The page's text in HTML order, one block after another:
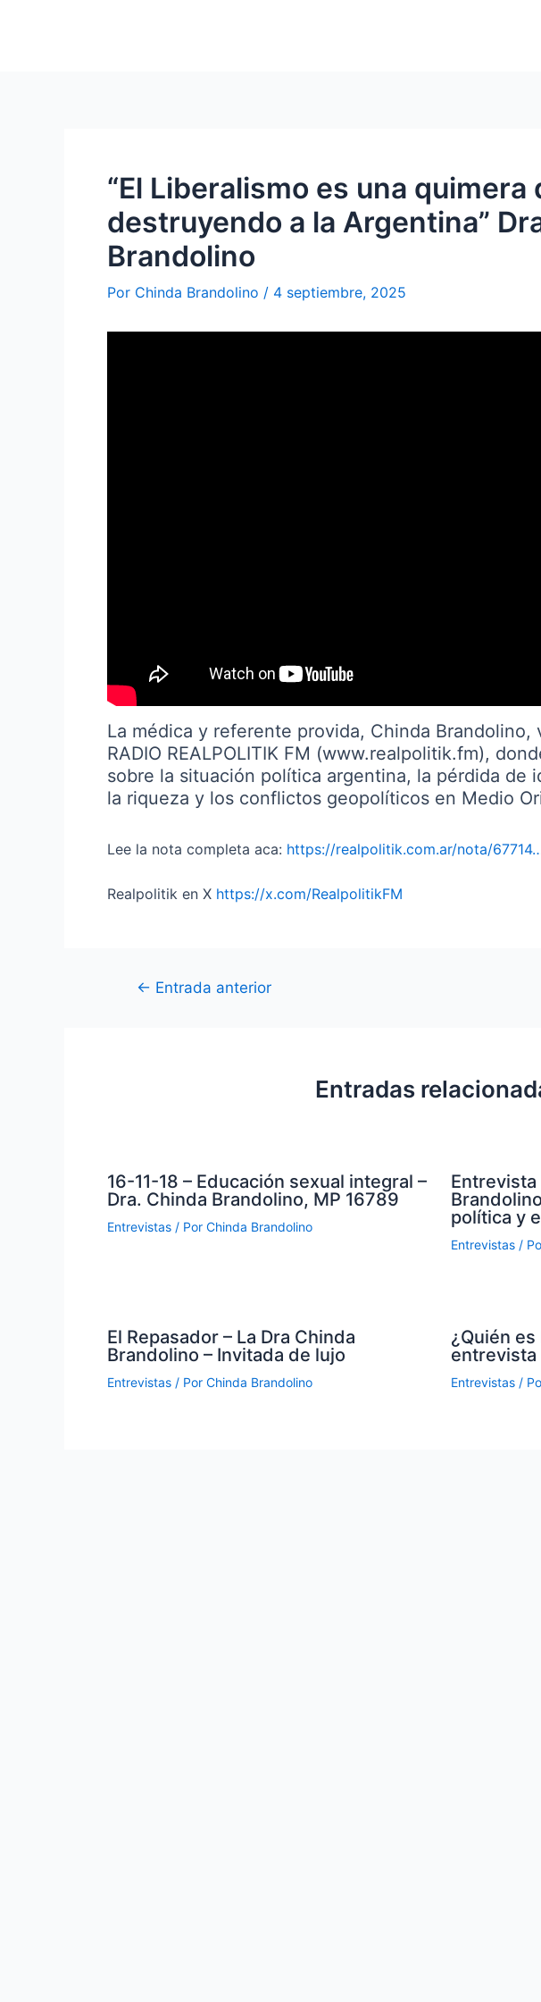
“El Liberalismo es una quimera
destruyendo a la Argentina”
Brandolino
Por Chinda Brandolino / 4 septiembre, 2025
La médica y referente provida, Chinda Brandolino,
RADIO REALPOLITIK FM (www.realpolitik.fm),
sobre la situación política argentina, la pérdida de
la riqueza y los conflictos geopolíticos en Medio
Lee la nota completa aca: https://realpolitik.com.ar/nota/
Realpolitik en X https://x.com/RealpolitikFM
← Entrada anterior
Entradas
16-11-18 – Educación sexual integral –
Dra. Chinda Brandolino, MP 16789
Entrevistas / Por Chinda Brandolino
política y
Entrevistas/
El Repasador – La Dra Chinda
Brandolino – Invitada de lujo
Entrevistas / Por Chinda Brandolino
¿Quién
entrevista
Entrevistas/